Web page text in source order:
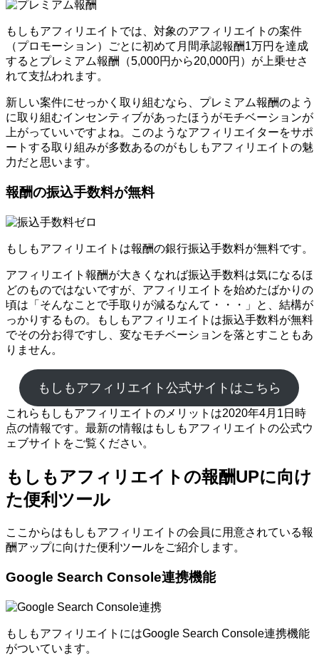
もしもアフィリエイトでは、対象のアフィリエイトの案件
（プロモーション）ごとに初めて月間承認報酬1万円を達成
するとプレミアム報酬（5,000円から20,000円）が上乗せさ
れて支払われます。
新しい案件にせっかく取り組むなら、プレミアム報酬のよう
に取り組むインセンティブがあったほうがモチベーションが
上がっていいですよね。このようなアフィリエイターをサポ
ートする取り組みが多数あるのがもしもアフィリエイトの魅
力だと思います。
報酬の振込手数料が無料
もしもアフィリエイトは報酬の銀行振込手数料が無料です。
アフィリエイト報酬が大きくなれば振込手数料は気になるほ
どのものではないですが、アフィリエイトを始めたばかりの
頃は「そんなことで手取りが減るなんて・・・」と、結構が
っかりするもの。もしもアフィリエイトは振込手数料が無料
でその分お得ですし、変なモチベーションを落とすこともあ
りません。
もしもアフィリエイト公式サイトはこちら
これらもしもアフィリエイトのメリットは2020年4月1日時
点の情報です。最新の情報はもしもアフィリエイトの公式ウ
ェブサイトをご覧ください。
もしもアフィリエイトの報酬UPに向け
た便利ツール
ここからはもしもアフィリエイトの会員に用意されている報
酬アップに向けた便利ツールをご紹介します。
Google Search Console連携機能
もしもアフィリエイトにはGoogle Search Console連携機能
がついています。